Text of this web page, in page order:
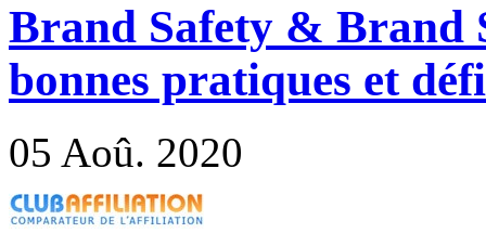
Brand Safety & Brand
bonnes pratiques et
05 Aoû. 2020